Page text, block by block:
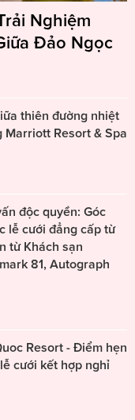
Nghiệm
Đảo Ngọc
thiên đường nhiệt
Marriott Resort & Spa
độc quyền: Góc
lễ cưới đẳng cấp từ
từ Khách sạn
81, Autograph
Resort - Điểm hẹn
cưới kết hợp nghỉ